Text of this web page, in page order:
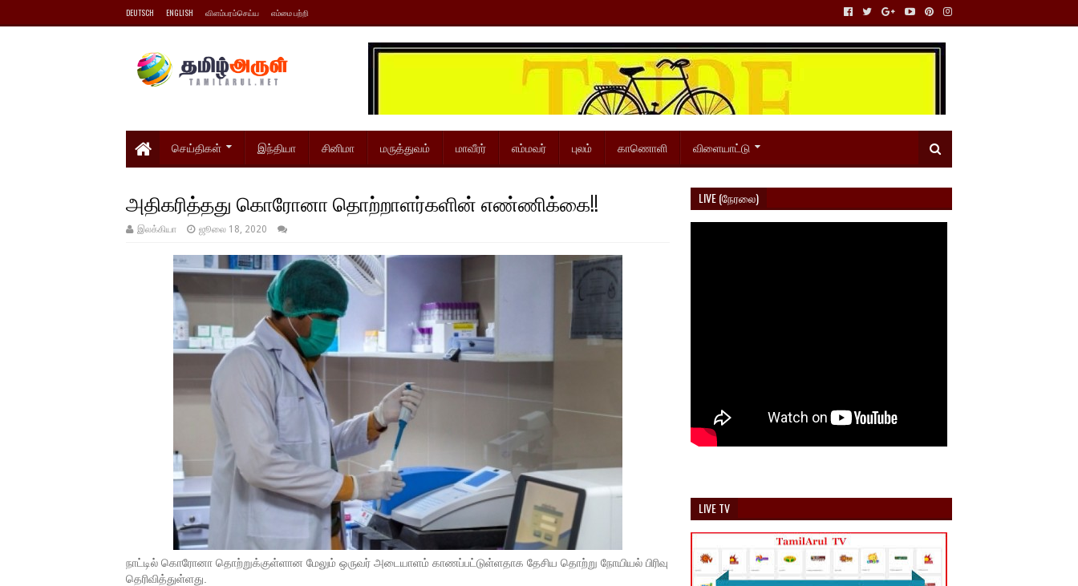
DEUTSCH ENGLISH விளம்பரம்செய்ய எம்மை பற்றி
செய்திகள் இந்தியா சினிமா மருத்துவம் மாவீரர் எம்மவர் புலம் காணொளி விளையாட்டு
அதிகரித்தது கொரோனா தொற்றாளர்களின் எண்ணிக்கை!!
இலக்கியா ஜூலை 18, 2020
நாட்டில் கொரோனா தொற்றுக்குள்ளான மேலும் ஒருவர் அடையாளம் காணப்பட்டுள்ளதாக தேசிய தொற்று நோயியல் பிரிவு
தெரிவித்துள்ளது.
LIVE (நேரலை)
LIVE TV